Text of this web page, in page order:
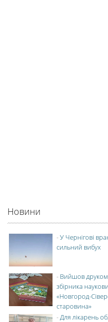
Новини
-У Чернігові
сильний вибух
- Вийшов друком
збірника
«Новгород-
старовина»
-Для лікарень